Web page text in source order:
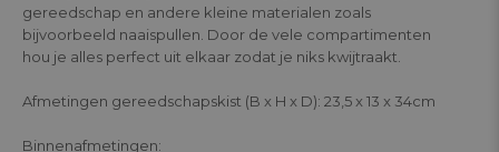
gereedschap en andere kleine materialen zoals
bijvoorbeeld naaispullen. Door de vele compartimenten
hou je alles perfect uit elkaar zodat je niks kwijtraakt.
Afmetingen gereedschapskist (B x H x D): 23,5 x 13 x 34cm
Binnenafmetingen: